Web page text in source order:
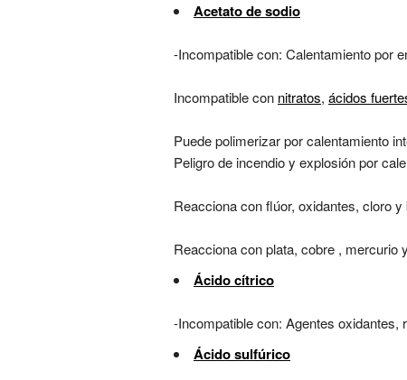
Acetato de sodio
-Incompatible con: Calentamiento por
Incompatible con nitratos, ácidos
Puede polimerizar por calentamiento
Peligro de incendio y explosión por
Reacciona con flúor, oxidantes, cloro
Reacciona con plata, cobre , mercurio
Ácido cítrico
-Incompatible con: Agentes oxidantes,
Ácido sulfúrico